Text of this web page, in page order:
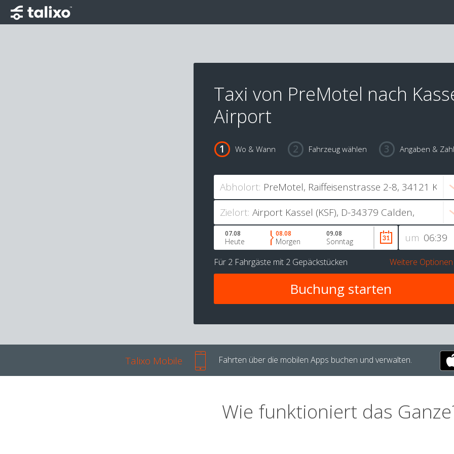
Taxi von PreMotel nach
Airport
Wo & Wann Fahrzeug wählen Angaben &
Abholort:
Zielort:
um
07.08
Heute
08.08
Morgen
09.08
Sonntag
Für 2 Fahrgäste mit 2 Gepäckstücken Weitere Optionen
Talixo Mobile Fahrten über die mobilen Apps buchen und verwalten.
Wie funktioniert das